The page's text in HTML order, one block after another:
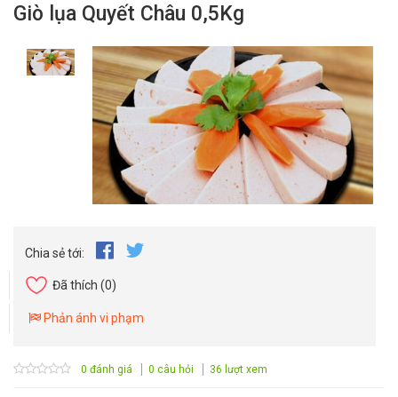
Giò lụa Quyết Châu 0,5Kg
Chia sẻ tới:
Đã thích (0)
Phản ánh vi phạm
0 đánh giá 0 câu hỏi 36 lượt xem